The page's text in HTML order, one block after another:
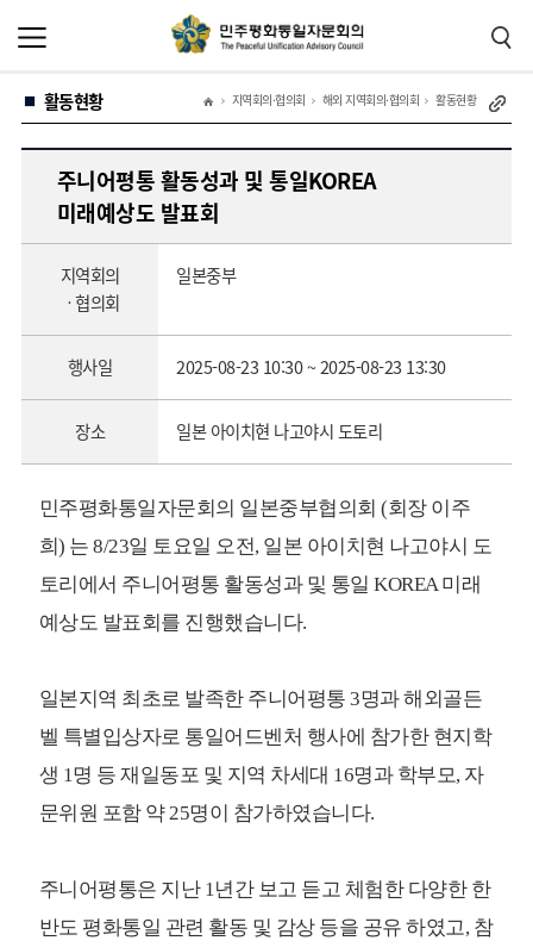
활동현황 지역회의·협의회 해외 지역회의·협의회 활동현황
주니어평통 활동성과 및 통일KOREA
미래예상도 발표회
지역회의
ㆍ협의회
일본중부
행사일 2025-08-23 10:30 ~ 2025-08-23 13:30
장소 일본 아이치현 나고야시 도토리
민주평화통일자문회의 일본중부협의회 (회장 이주
희) 는 8/23일 토요일 오전, 일본 아이치현 나고야시 도
토리에서 주니어평통 활동성과 및 통일 KOREA 미래
예상도 발표회를 진행했습니다.
일본지역 최초로 발족한 주니어평통 3명과 해외골든
벨 특별입상자로 통일어드벤처 행사에 참가한 현지학
생 1명 등 재일동포 및 지역 차세대 16명과 학부모, 자
문위원 포함 약 25명이 참가하였습니다.
주니어평통은 지난 1년간 보고 듣고 체험한 다양한 한
반도 평화통일 관련 활동 및 감상 등을 공유 하였고, 참